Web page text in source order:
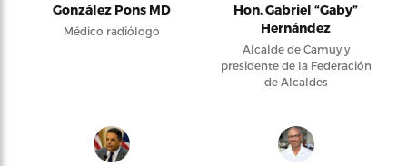
González Pons MD
Médico radiólogo
Hon. Gabriel “Gaby”
Hernández
Alcalde de Camuy y
presidente de la Federación
de Alcaldes